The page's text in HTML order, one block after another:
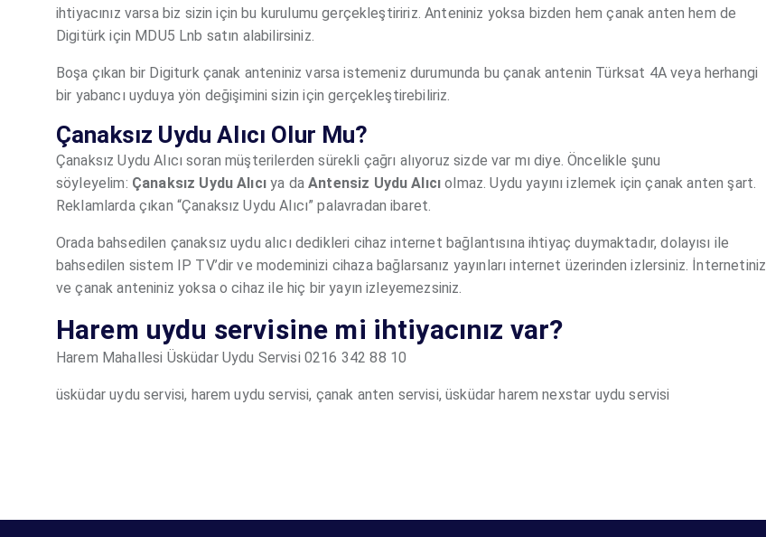
ihtiyacınız varsa biz sizin için bu kurulumu gerçekleştiririz. Anteniniz yoksa bizden hem çanak anten hem de
Digitürk için MDU5 Lnb satın alabilirsiniz.
Boşa çıkan bir Digiturk çanak anteniniz varsa istemeniz durumunda bu çanak antenin Türksat 4A veya herhangi
bir yabancı uyduya yön değişimini sizin için gerçekleştirebiliriz.
Çanaksız Uydu Alıcı Olur Mu?
Çanaksız Uydu Alıcı soran müşterilerden sürekli çağrı alıyoruz sizde var mı diye. Öncelikle şunu
söyleyelim: Çanaksız Uydu Alıcıya daAntensiz Uydu Alıcı olmaz. Uydu yayını izlemek için çanak anten şart.
Reklamlarda çıkan “Çanaksız Uydu Alıcı” palavradan ibaret.
Orada bahsedilen çanaksız uydu alıcı dedikleri cihaz internet bağlantısına ihtiyaç duymaktadır, dolayısı ile
bahsedilen sistem IP TV’dir ve modeminizi cihaza bağlarsanız yayınları internet üzerinden izlersiniz. İnternetiniz
ve çanak anteniniz yoksa o cihaz ile hiç bir yayın izleyemezsiniz.
Harem uydu servisine mi ihtiyacınız var?
Harem Mahallesi Üsküdar Uydu Servisi 0216 342 88 10
üsküdar uydu servisi, harem uydu servisi, çanak anten servisi, üsküdar harem nexstar uydu servisi